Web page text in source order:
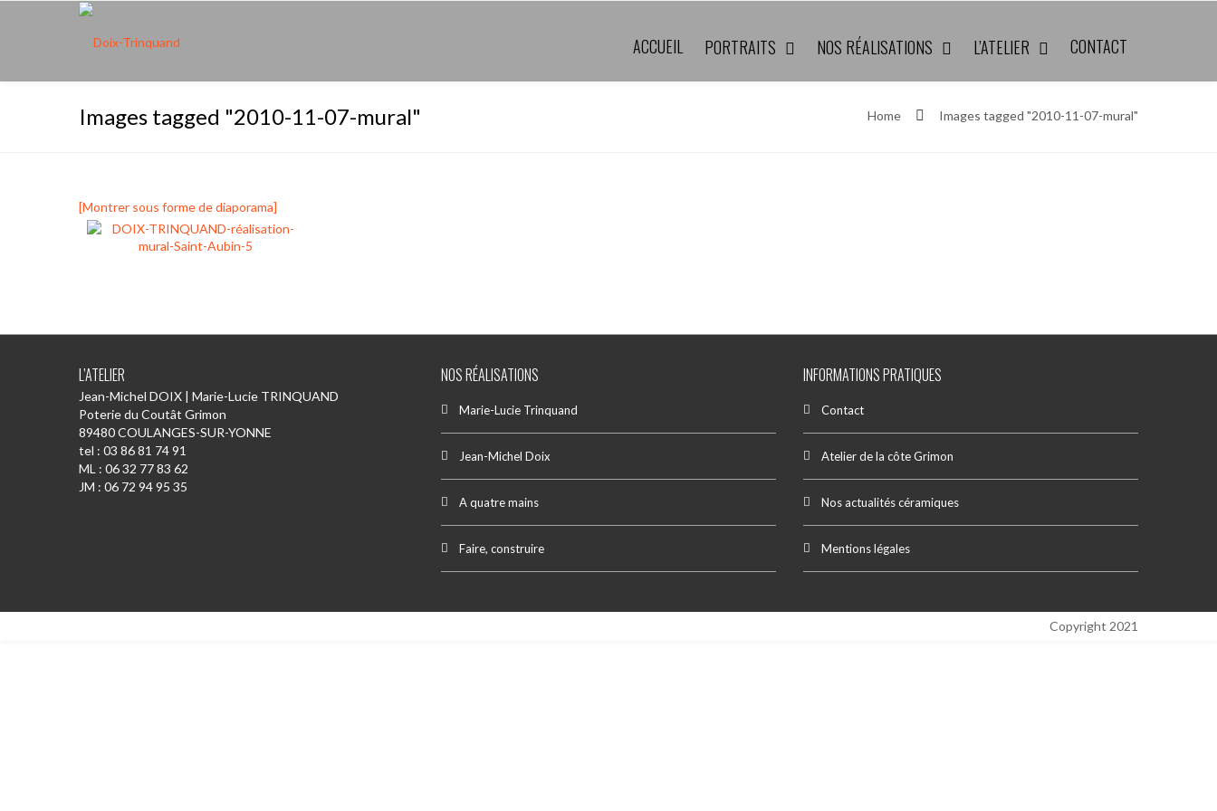
ACCUEIL PORTRAITS NOS RÉALISATIONS L’ATELIER CONTACT
Images tagged "2010-11-07-mural" Home Images tagged "2010-11-07-mural"
[Montrer sous forme de diaporama]
L’ATELIER
Jean-Michel DOIX | Marie-Lucie TRINQUAND
Poterie du Coutât Grimon
89480 COULANGES-SUR-YONNE
tel : 03 86 81 74 91
ML : 06 32 77 83 62
JM : 06 72 94 95 35
NOS RÉALISATIONS
Marie-Lucie Trinquand
Jean-Michel Doix
A quatre mains
Faire, construire
INFORMATIONS PRATIQUES
Contact
Atelier de la côte Grimon
Nos actualités céramiques
Mentions légales
Copyright 2021